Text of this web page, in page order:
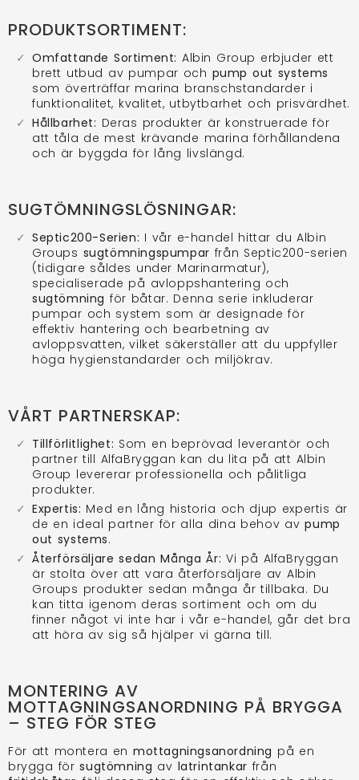
PRODUKTSORTIMENT:
Omfattande Sortiment: Albin Group erbjuder ett
brett utbud av pumpar och pump out systems
som överträffar marina branschstandarder i
funktionalitet, kvalitet, utbytbarhet och prisvärdhet.
Hållbarhet: Deras produkter är konstruerade för
att tåla de mest krävande marina förhållandena
och är byggda för lång livslängd.
SUGTÖMNINGSLÖSNINGAR:
Septic200-Serien: I vår e-handel hittar du Albin
Groups sugtömningspumpar från Septic200-serien
(tidigare såldes under Marinarmatur),
specialiserade på avloppshantering och
sugtömning för båtar. Denna serie inkluderar
pumpar och system som är designade för
effektiv hantering och bearbetning av
avloppsvatten, vilket säkerställer att du uppfyller
höga hygienstandarder och miljökrav.
VÅRT PARTNERSKAP:
Tillförlitlighet: Som en beprövad leverantör och
partner till AlfaBryggan kan du lita på att Albin
Group levererar professionella och pålitliga
produkter.
Expertis: Med en lång historia och djup expertis är
de en ideal partner för alla dina behov avpump
out systems.
Återförsäljare sedan Många År: Vi på AlfaBryggan
är stolta över att vara återförsäljare av Albin
Groups produkter sedan många år tillbaka. Du
kan titta igenom deras sortiment och om du
finner något vi inte har i vår e-handel, går det bra
att höra av sig så hjälper vi gärna till.
MONTERING AV
MOTTAGNINGSANORDNING PÅ BRYGGA
– STEG FÖR STEG
För att montera en mottagningsanordning på en
brygga försugtömning av latrintankar från